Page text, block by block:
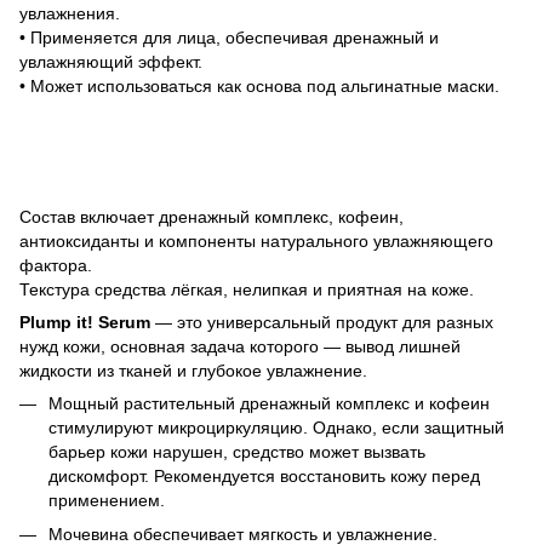
увлажнения.
• Применяется для лица, обеспечивая дренажный и
увлажняющий эффект.
• Может использоваться как основа под альгинатные маски.
Состав включает дренажный комплекс, кофеин,
антиоксиданты и компоненты натурального увлажняющего
фактора.
Текстура средства лёгкая, нелипкая и приятная на коже.
Plump it! Serum — это универсальный продукт для разных
нужд кожи, основная задача которого — вывод лишней
жидкости из тканей и глубокое увлажнение.
Мощный растительный дренажный комплекс и кофеин
стимулируют микроциркуляцию. Однако, если защитный
барьер кожи нарушен, средство может вызвать
дискомфорт. Рекомендуется восстановить кожу перед
применением.
Мочевина обеспечивает мягкость и увлажнение.